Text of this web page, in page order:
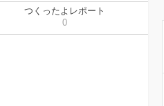
つくったよレポート
0